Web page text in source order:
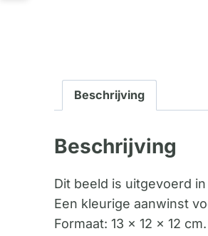
Beschrijving
Beschrijving
Dit beeld is uitgevoerd
Een kleurige aanwinst
Formaat: 13 x 12 x 12 cm.